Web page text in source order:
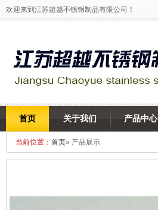
欢迎来到江苏超越不锈钢制品有限公司！
首页 关于我们 产品中心
当前位置： 首页» 产品展示